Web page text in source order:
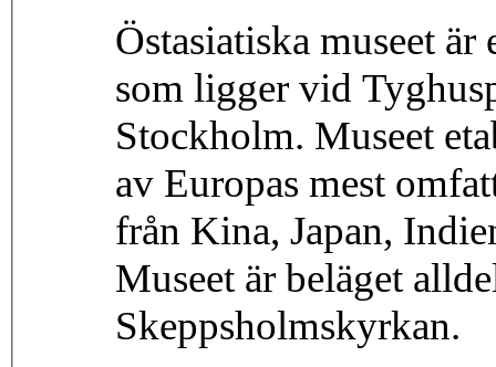
Östasiatiska museet
som ligger vid
Stockholm. Museet
av Europas mest
från Kina, Japan,
Museet är beläget
Skeppsholmskyrkan.